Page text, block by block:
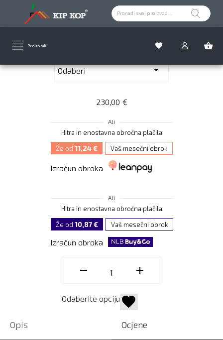
Proizvodi
SMARTLIFT 1500N WI-FI
€
230,00
Ali
Hitra in enostavna obročna plačila
Že od 11,24 € Vaš mesečni obrok
Izračun obroka
Ali
Hitra in enostavna obročna plačila
Že od 10,87 € Vaš mesečni obrok
Izračun obroka
Odaberite opciju
Opis Ocjene